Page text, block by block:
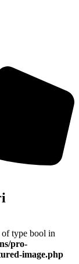
of type bool in
pro-
image.php